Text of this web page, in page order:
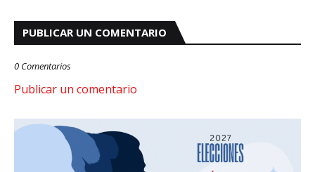
PUBLICAR UN COMENTARIO
0 Comentarios
Publicar un comentario